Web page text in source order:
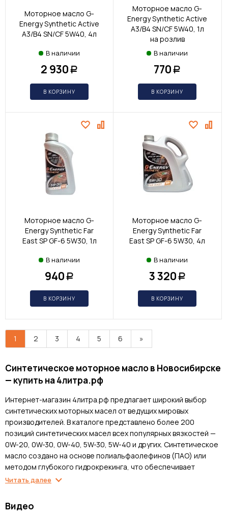
Моторное масло G-
Energy Synthetic Active
A3/B4 SN/CF 5W40, 4л
В наличии
2 930 Р
В КОРЗИНУ
Моторное масло G-
Energy Synthetic Active
A3/B4 SN/CF 5W40, 1л
на розлив
В наличии
770 Р
В КОРЗИНУ
Моторное масло G-
Energy Synthetic Far
East SP GF-6 5W30, 1л
В наличии
940 Р
В КОРЗИНУ
Моторное масло G-
Energy Synthetic Far
East SP GF-6 5W30, 4л
В наличии
3 320 Р
В КОРЗИНУ
1 2 3 4 5 6 »
Синтетическое моторное масло в Новосибирске
— купить на 4литра.рф
Интернет-магазин 4литра.рф предлагает широкий выбор
синтетических моторных масел от ведущих мировых
производителей. В каталоге представлено более 200
позиций синтетических масел всех популярных вязкостей —
0W-20, 0W-30, 0W-40, 5W-30, 5W-40 и других. Синтетическое
масло создано на основе полиальфаолефинов (ПАО) или
методом глубокого гидрокрекинга, что обеспечивает
превосходные эксплуатационные характеристики при любых
оригинальности.
Читать далее
Видео